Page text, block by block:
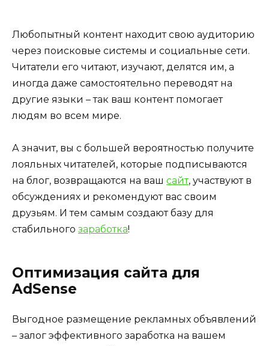
Любопытный контент находит свою аудиторию
через поисковые системы и социальные сети.
Читатели его читают, изучают, делятся им, а
иногда даже самостоятельно переводят на
другие языки – так ваш контент помогает
людям во всем мире.
А значит, вы с большей вероятностью получите
лояльных читателей, которые подписываются
на блог, возвращаются на ваш сайт, участвуют в
обсуждениях и рекомендуют вас своим
друзьям. И тем самым создают базу для
стабильного заработка!
Оптимизация сайта для
AdSense
Выгодное размещение рекламных объявлений
– залог эффективного заработка на вашем